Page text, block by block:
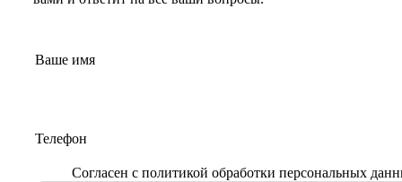
Согласен с политикой обработки персональных